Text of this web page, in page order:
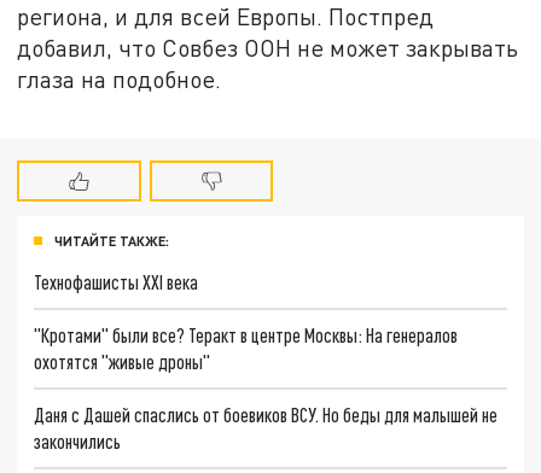
региона, и для всей Европы. Постпред
добавил, что Совбез ООН не может закрывать
глаза на подобное.
ЧИТАЙТЕ ТАКЖЕ:
Технофашисты XXI века
"Кротами" были все? Теракт в центре Москвы: На генералов
охотятся "живые дроны"
Даня с Дашей спаслись от боевиков ВСУ. Но беды для малышей не
закончились